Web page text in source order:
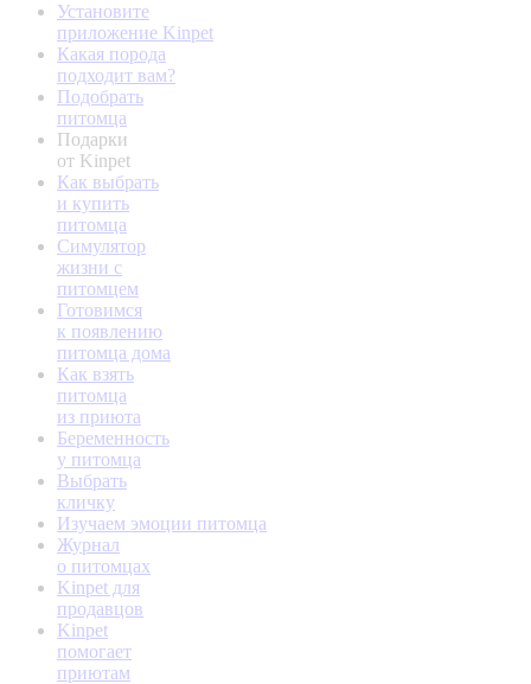
Установите
приложение Kinpet
Какая порода
подходит вам?
Подобрать
питомца
Подарки
от Kinpet
Как выбрать
и купить
питомца
Симулятор
жизни с
питомцем
Готовимся
к появлению
питомца дома
Как взять
питомца
из приюта
Беременность
у питомца
Выбрать
кличку
Изучаем эмоции питомца
Журнал
о питомцах
Kinpet для
продавцов
Kinpet
помогает
приютам